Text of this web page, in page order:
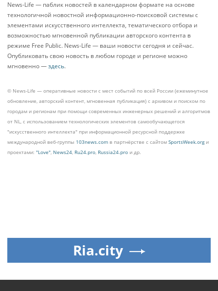
News-Life — паблик новостей в календарном формате на основе
технологичной новостной информационно-поисковой системы с
элементами искусственного интеллекта, тематического отбора и
возможностью мгновенной публикации авторского контента в
режиме Free Public. News-Life — ваши новости сегодня и сейчас.
Опубликовать свою новость в любом городе и регионе можно
мгновенно —здесь.
© News-Life — оперативные новости с мест событий по всей России (ежеминутное
обновление, авторский контент, мгновенная публикация) с архивом и поиском по
городам и регионам при помощи современных инженерных решений и алгоритмов
от NL, с использованием технологических элементов самообучающегося
"искусственного интеллекта" при информационной ресурсной поддержке
международной веб-группы 103news.com в партнёрстве с сайтом SportsWeek.orgи
проектами: "Love", News24, Ru24.pro, Russia24.pro и др.
Ria.city